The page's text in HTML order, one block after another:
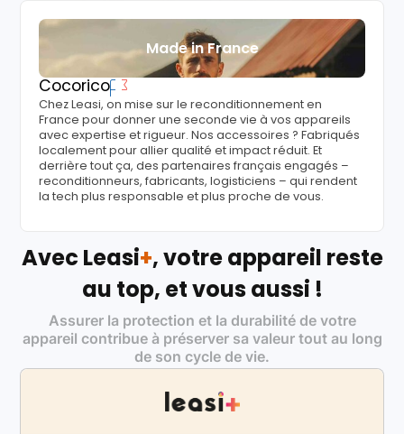
Made in France
Cocorico
Chez Leasi, on mise sur le reconditionnement en
France pour donner une seconde vie à vos appareils
avec expertise et rigueur. Nos accessoires ? Fabriqués
localement pour allier qualité et impact réduit. Et
derrière tout ça, des partenaires français engagés –
reconditionneurs, fabricants, logisticiens – qui rendent
la tech plus responsable et plus proche de vous.
Avec Leasi+, votre appareil reste
au top, et vous aussi !
Assurer la protection et la durabilité de votre
appareil contribue à préserver sa valeur tout au long
de son cycle de vie.